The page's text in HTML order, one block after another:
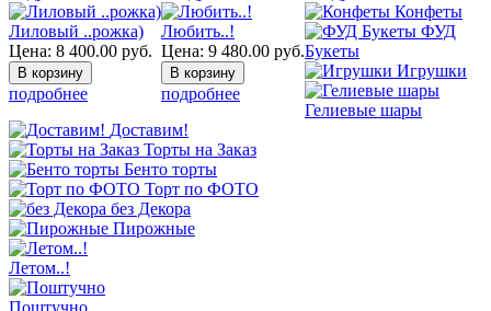
Лиловый ..рожка)
Цена: 8 400.00 руб.
подробнее
Любить..!
Цена: 9 480.00 руб.
подробнее
Конфеты
ФУД
Букеты
Игрушки
Гелиевые шары
Доставим!
Торты на Заказ
Бенто торты
Торт по ФОТО
без Декора
Пирожные
Летом..!
Поштучно